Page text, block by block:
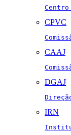
CPVC
CAAJ
DGAJ
IRN